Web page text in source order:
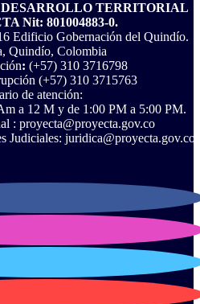
TERRITORIAL
Nit: 801004883-0.
Edificio Gobernación del Quindío.
Quindío, Colombia
: (+57) 310 3716798
‪(+57) 310 3715763‬
de atención:
a 12 M y de 1:00 PM a 5:00 PM.
: proyecta@proyecta.gov.co
Judiciales: juridica@proyecta.gov.co